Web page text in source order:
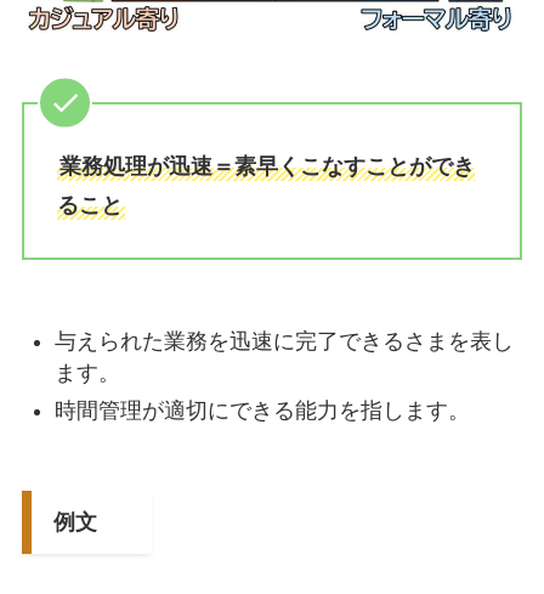
業務処理が迅速＝素早くこなすことができ
ること
与えられた業務を迅速に完了できるさまを表し
ます。
時間管理が適切にできる能力を指します。
例文